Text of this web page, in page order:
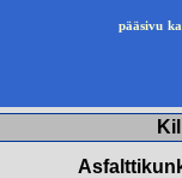
pääsivu